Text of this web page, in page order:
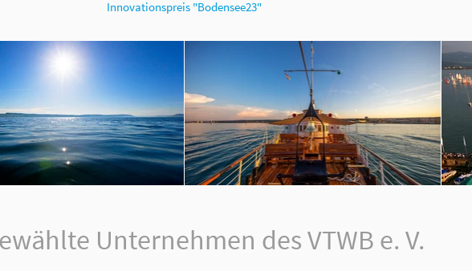
Innovationspreis "Bodensee23"
Unternehmen des VTWB e. V.